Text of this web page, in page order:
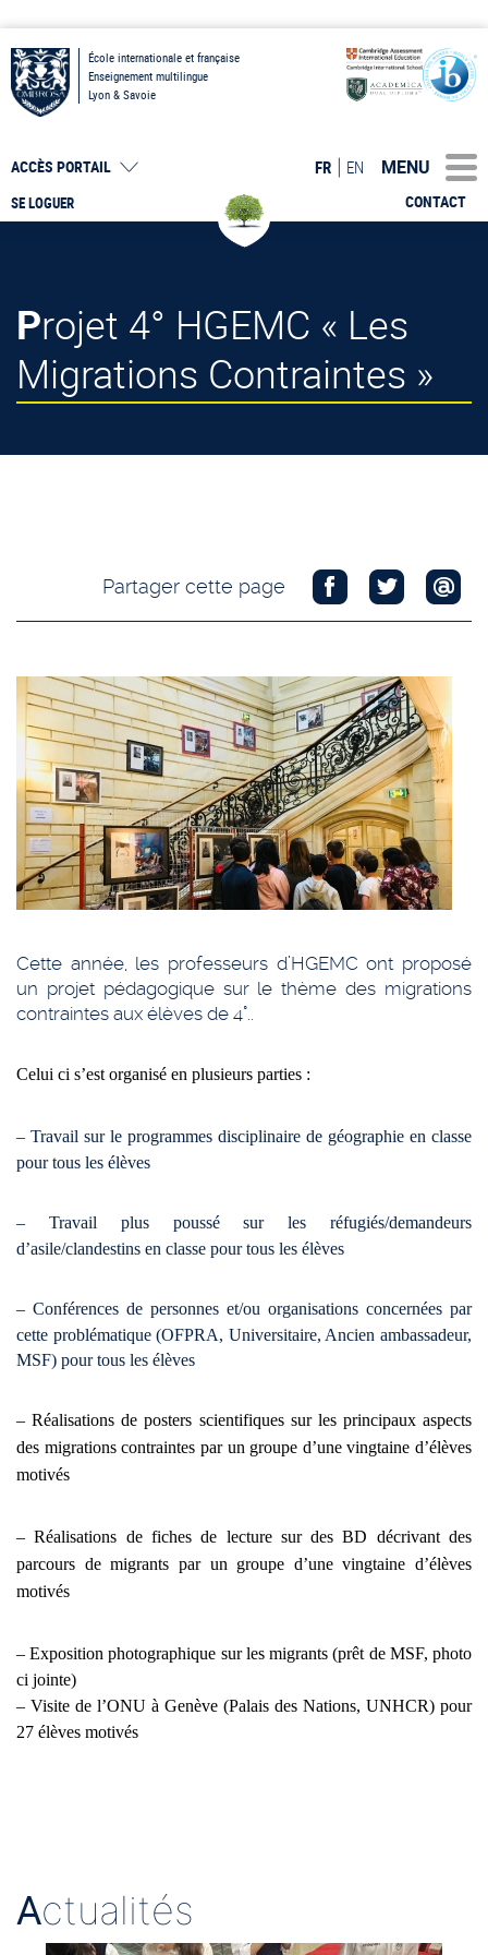
École internationale et française
Enseignement multilingue
Lyon & Savoie
SE LOGUER
ACCÈS PORTAIL
CONTACT
FR EN MENU
Projet 4° HGEMC « Les
Migrations Contraintes »
Partager cette page
Cette année, les professeurs d’HGEMC ont proposé
un projet pédagogique sur le thème des migrations
contraintes aux élèves de 4°..
Celui ci s’est organisé en plusieurs parties :
– Travail sur le programmes disciplinaire de géographie en classe
pour tous les élèves
– Travail plus poussé sur les réfugiés/demandeurs
d’asile/clandestins en classe pour tous les élèves
– Conférences de personnes et/ou organisations concernées par
cette problématique (OFPRA, Universitaire, Ancien ambassadeur,
MSF) pour tous les élèves
– Réalisations de posters scientifiques sur les principaux aspects
des migrations contraintes par un groupe d’une vingtaine d’élèves
motivés
– Réalisations de fiches de lecture sur des BD décrivant des
parcours de migrants par un groupe d’une vingtaine d’élèves
motivés
– Exposition photographique sur les migrants (prêt de MSF, photo
ci jointe)
– Visite de l’ONU à Genève (Palais des Nations, UNHCR) pour
27 élèves motivés
Actualités